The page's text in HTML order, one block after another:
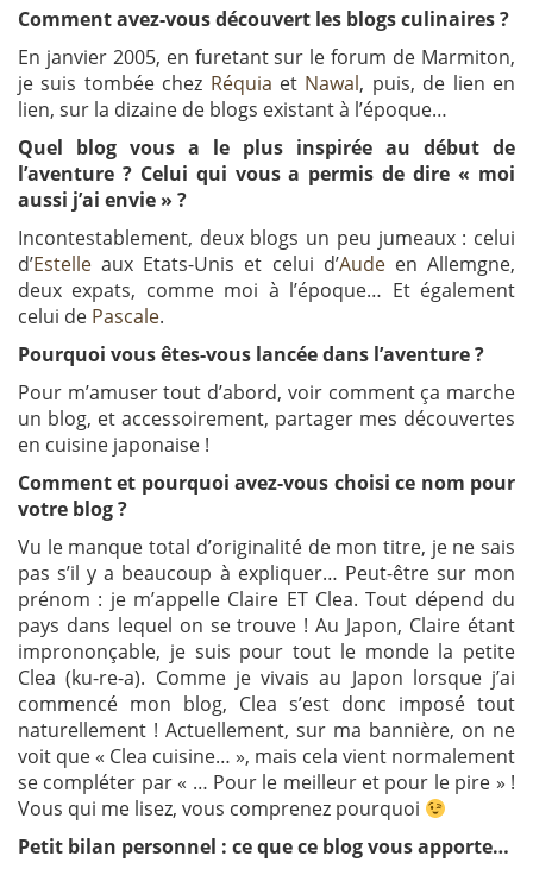
Comment avez-vous découvert les blogs culinaires ?
En janvier 2005, en furetant sur le forum de Marmiton,
je suis tombée chez Réquia et Nawal, puis, de lien en
lien, sur la dizaine de blogs existant à l’époque…
Quel blog vous a le plus inspirée au début de
l’aventure ? Celui qui vous a permis de dire « moi
aussi j’ai envie » ?
Incontestablement, deux blogs un peu jumeaux : celui
d’Estelleaux Etats-Unis et celui d’Aude en Allemgne,
deux expats, comme moi à l’époque… Et également
celui de Pascale.
Pourquoi vous êtes-vous lancée dans l’aventure ?
Pour m’amuser tout d’abord, voir comment ça marche
un blog, et accessoirement, partager mes découvertes
en cuisine japonaise !
Comment et pourquoi avez-vous choisi ce nom pour
votre blog ?
Vu le manque total d’originalité de mon titre, je ne sais
pas s’il y a beaucoup à expliquer… Peut-être sur mon
prénom : je m’appelle Claire ET Clea. Tout dépend du
pays dans lequel on se trouve ! Au Japon, Claire étant
imprononçable, je suis pour tout le monde la petite
Clea (ku-re-a). Comme je vivais au Japon lorsque j’ai
commencé mon blog, Clea s’est donc imposé tout
naturellement ! Actuellement, sur ma bannière, on ne
voit que « Clea cuisine… », mais cela vient normalement
se compléter par « … Pour le meilleur et pour le pire » !
Vous qui me lisez, vous comprenez pourquoi
Petit bilan personnel : ce que ce blog vous apporte…